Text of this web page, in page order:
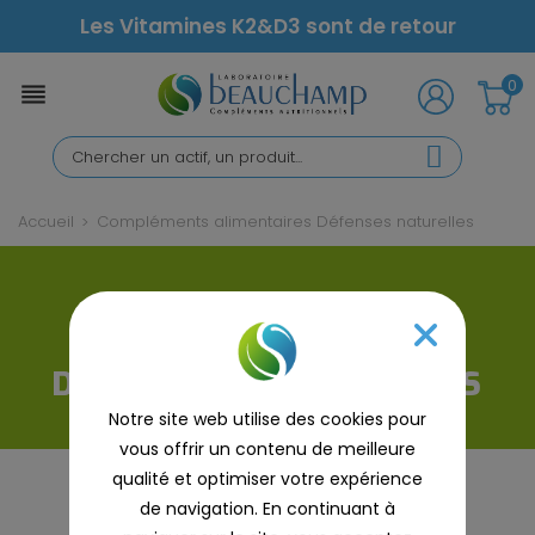
Notre site web utilise des cookies pour
vous offrir un contenu de meilleure
qualité et optimiser votre expérience
de navigation. En continuant à
Les Vitamines K2&D3 sont de retour
0

Accueil Compléments alimentaires Défenses naturelles
COMPLÉMENTS
ALIMENTAIRES
DÉFENSES NATURELLES
Conservez une bonne
immunité pour rester en